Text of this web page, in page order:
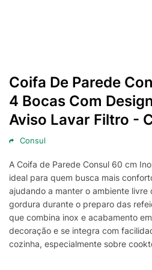
Coifa De Parede
4 Bocas Com
Aviso Lavar Filtro -
Consul
A Coifa de Parede Consul 60 cm
ideal para quem busca mais
ajudando a manter o ambiente livre
gordura durante o preparo das
que combina inox e acabamento
decoração e se integra com
cozinha, especialmente sobre
aproveitando melhor o espaço e